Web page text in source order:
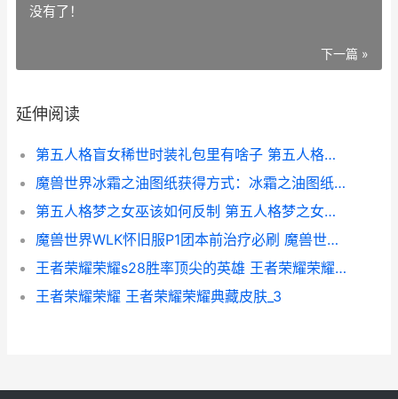
没有了！
下一篇 »
延伸阅读
第五人格盲女稀世时装礼包里有啥子 第五人格盲女的玩法
魔兽世界冰霜之油图纸获得方式：冰霜之油图纸获得路径说明[多图] 魔兽世界冰霜之王埃霍恩一天能打几次
第五人格梦之女巫该如何反制 第五人格梦之女巫画中女郎
魔兽世界WLK怀旧服P1团本前治疗必刷 魔兽世界WLK怀旧服防骑P1毕业装备
王者荣耀荣耀s28胜率顶尖的英雄 王者荣耀荣耀典藏
王者荣耀荣耀 王者荣耀荣耀典藏皮肤_3